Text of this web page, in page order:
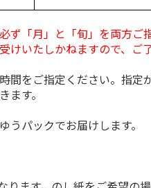
ず「月」と「旬」を両方ご
けいたしかねますので、ご
間をご指定ください。指定
す。
パックでお届けします。